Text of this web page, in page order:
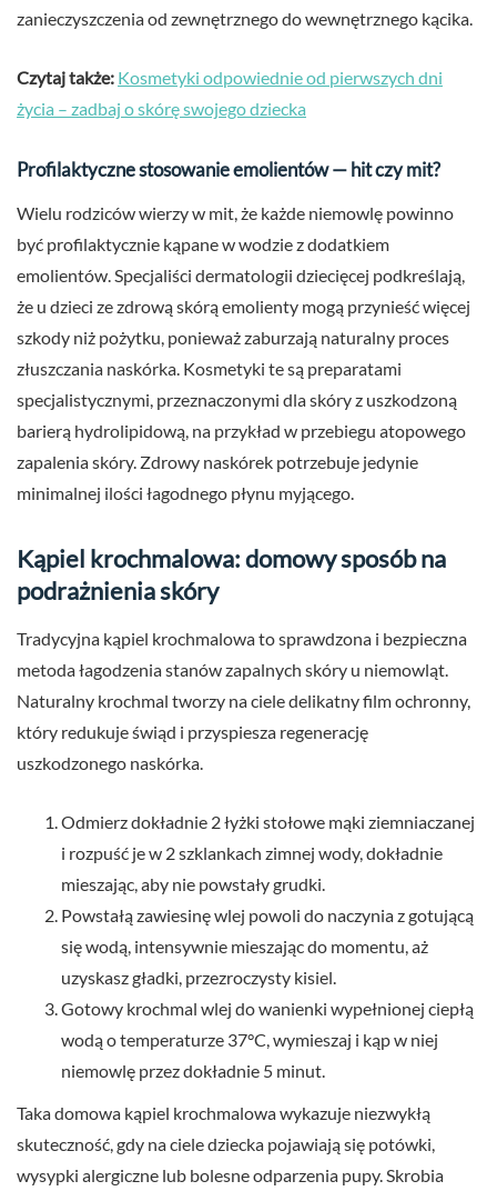
zanieczyszczenia od zewnętrznego do wewnętrznego kącika.
Czytaj także: Kosmetyki odpowiednie od pierwszych dni
życia – zadbaj o skórę swojego dziecka
Profilaktyczne stosowanie emolientów — hit czy mit?
Wielu rodziców wierzy w mit, że każde niemowlę powinno
być profilaktycznie kąpane w wodzie z dodatkiem
emolientów. Specjaliści dermatologii dziecięcej podkreślają,
że u dzieci ze zdrową skórą emolienty mogą przynieść więcej
szkody niż pożytku, ponieważ zaburzają naturalny proces
złuszczania naskórka. Kosmetyki te są preparatami
specjalistycznymi, przeznaczonymi dla skóry z uszkodzoną
barierą hydrolipidową, na przykład w przebiegu atopowego
zapalenia skóry. Zdrowy naskórek potrzebuje jedynie
minimalnej ilości łagodnego płynu myjącego.
Kąpiel krochmalowa: domowy sposób na
podrażnienia skóry
Tradycyjna kąpiel krochmalowa to sprawdzona i bezpieczna
metoda łagodzenia stanów zapalnych skóry u niemowląt.
Naturalny krochmal tworzy na ciele delikatny film ochronny,
który redukuje świąd i przyspiesza regenerację
uszkodzonego naskórka.
Odmierz dokładnie 2 łyżki stołowe mąki ziemniaczanej
i rozpuść je w 2 szklankach zimnej wody, dokładnie
mieszając, aby nie powstały grudki.
Powstałą zawiesinę wlej powoli do naczynia z gotującą
się wodą, intensywnie mieszając do momentu, aż
uzyskasz gładki, przezroczysty kisiel.
Gotowy krochmal wlej do wanienki wypełnionej ciepłą
wodą o temperaturze 37°C, wymieszaj i kąp w niej
niemowlę przez dokładnie 5 minut.
Taka domowa kąpiel krochmalowa wykazuje niezwykłą
skuteczność, gdy na ciele dziecka pojawiają się potówki,
wysypki alergiczne lub bolesne odparzenia pupy. Skrobia